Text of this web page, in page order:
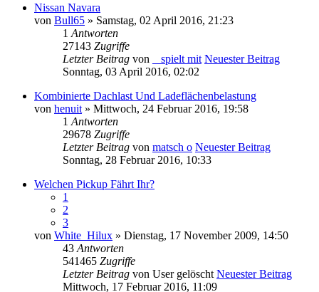
Nissan Navara
von Bull65 » Samstag, 02 April 2016, 21:23
1 Antworten
27143 Zugriffe
Letzter Beitrag von _ spielt mit Neuester Beitrag
Sonntag, 03 April 2016, 02:02
Kombinierte Dachlast Und Ladeflächenbelastung
von henuit » Mittwoch, 24 Februar 2016, 19:58
1 Antworten
29678 Zugriffe
Letzter Beitrag von matsch o Neuester Beitrag
Sonntag, 28 Februar 2016, 10:33
Welchen Pickup Fährt Ihr?
1
2
3
von White_Hilux » Dienstag, 17 November 2009, 14:50
43 Antworten
541465 Zugriffe
Letzter Beitrag von User gelöscht Neuester Beitrag
Mittwoch, 17 Februar 2016, 11:09